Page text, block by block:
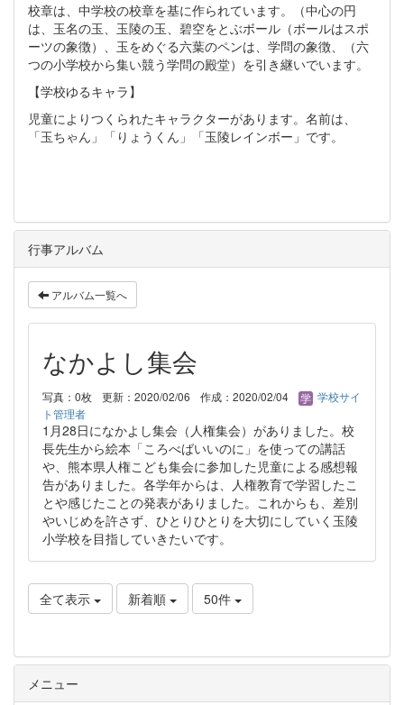
校章は、中学校の校章を基に作られています。（中心の円
は、玉名の玉、玉陵の玉、碧空をとぶボール（ボールはスポ
ーツの象徴）、玉をめぐる六葉のペンは、学問の象徴、（六
つの小学校から集い競う学問の殿堂）を引き継いでいます。
【学校ゆるキャラ】
児童によりつくられたキャラクターがあります。名前は、
「玉ちゃん」「りょうくん」「玉陵レインボー」です。
行事アルバム
アルバム一覧へ
なかよし集会
写真：0枚 更新：2020/02/06 作成：2020/02/04
学校サイ
ト管理者
1月28日になかよし集会（人権集会）がありました。校
長先生から絵本「ころべばいいのに」を使っての講話
や、熊本県人権こども集会に参加した児童による感想報
告がありました。各学年からは、人権教育で学習したこ
とや感じたことの発表がありました。これからも、差別
やいじめを許さず、ひとりひとりを大切にしていく玉陵
小学校を目指していきたいです。
全て表示 新着順 50件
メニュー